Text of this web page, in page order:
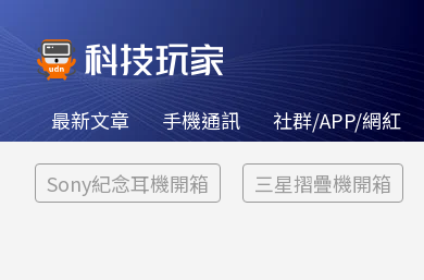
最新文章 手機通訊 社群/APP/網紅
Sony紀念耳機開箱 三星摺疊機開箱